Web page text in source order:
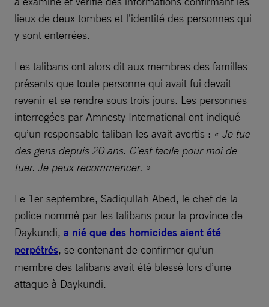
lieux de deux tombes et l’identité des personnes qui
y sont enterrées.
Les talibans ont alors dit aux membres des familles
présents que toute personne qui avait fui devait
revenir et se rendre sous trois jours. Les personnes
interrogées par Amnesty International ont indiqué
qu’un responsable taliban les avait avertis : « Je tue
des gens depuis 20 ans. C’est facile pour moi de
tuer. Je peux recommencer. »
Le 1er septembre, Sadiqullah Abed, le chef de la
police nommé par les talibans pour la province de
Daykundi, a nié que des homicides aient été
perpétrés, se contenant de confirmer qu’un
membre des talibans avait été blessé lors d’une
attaque à Daykundi.